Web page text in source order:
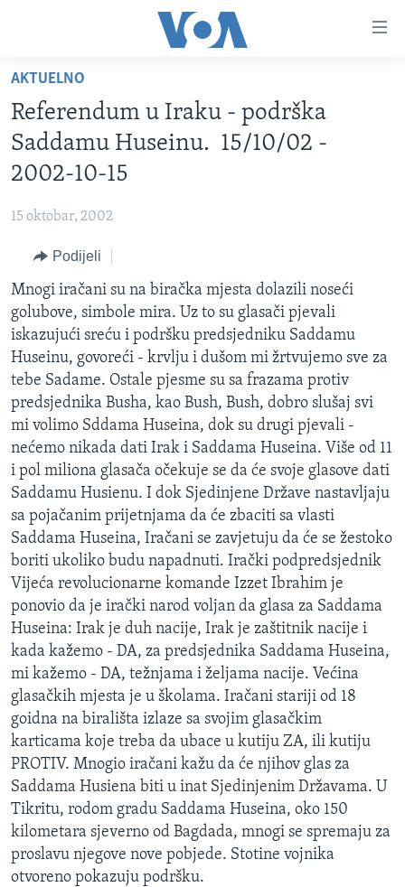
glavni
sadržaj
Pređi
na
glavnu
Idi
pretragu
TV PROGRAM
VIDEO
FOTOGRAFIJE DANA
SJEDINJENE AMERIČKE DRŽAVE
BOSNA I HERCEGOVINA
SVIJET
NAUKA I TEHNOLOGIJA
SPECIJALNI PROJEKTI
KORUPCIJA
SLOBODA MEDIJA
ŽENSKA STRANA
IZBJEGLIČKA STRANA
MAGAZIN
O GLASU AMERIKE
Learning English
PRATITE NAS
Jezici
AKTUELNO
Referendum u Iraku - podrška
Saddamu Huseinu. 15/10/02 -
2002-10-15
15 oktobar, 2002
Podijeli
Mnogi iračani su na biračka mjesta dolazili noseći
golubove, simbole mira. Uz to su glasači pjevali
iskazujući sreću i podršku predsjedniku Saddamu
Huseinu, govoreći - krvlju i dušom mi žrtvujemo sve za
tebe Sadame. Ostale pjesme su sa frazama protiv
predsjednika Busha, kao Bush, Bush, dobro slušaj svi
mi volimo Sddama Huseina, dok su drugi pjevali -
nećemo nikada dati Irak i Saddama Huseina. Više od 11
i pol miliona glasača očekuje se da će svoje glasove dati
Saddamu Husienu. I dok Sjedinjene Države nastavljaju
sa pojačanim prijetnjama da će zbaciti sa vlasti
Saddama Huseina, Iračani se zavjetuju da će se žestoko
boriti ukoliko budu napadnuti. Irački podpredsjednik
Vijeća revolucionarne komande Izzet Ibrahim je
ponovio da je irački narod voljan da glasa za Saddama
Huseina: Irak je duh nacije, Irak je zaštitnik nacije i
kada kažemo - DA, za predsjednika Saddama Huseina,
mi kažemo - DA, težnjama i željama nacije. Većina
glasačkih mjesta je u školama. Iračani stariji od 18
goidna na birališta izlaze sa svojim glasačkim
karticama koje treba da ubace u kutiju ZA, ili kutiju
PROTIV. Mnogio iračani kažu da će njihov glas za
Saddama Husiena biti u inat Sjedinjenim Državama. U
Tikritu, rodom gradu Saddama Huseina, oko 150
kilometara sjeverno od Bagdada, mnogi se spremaju za
proslavu njegove nove pobjede. Stotine vojnika
otvoreno pokazuju podršku.